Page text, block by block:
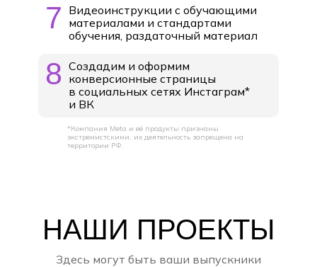
Видеоинструкции с обучающими
материалами и стандартами
обучения, раздаточный материал
7
Создадим и оформим
конверсионные страницы
в социальных сетях Инстаграм*
и ВК
8
*Компания Meta и её продукты признаны
экстремистскими, их деятельность запрещена на
территории РФ.
НАШИ ПРОЕКТЫ
Здесь могут быть ваши выпускники